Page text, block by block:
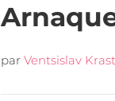
par Ventsislav